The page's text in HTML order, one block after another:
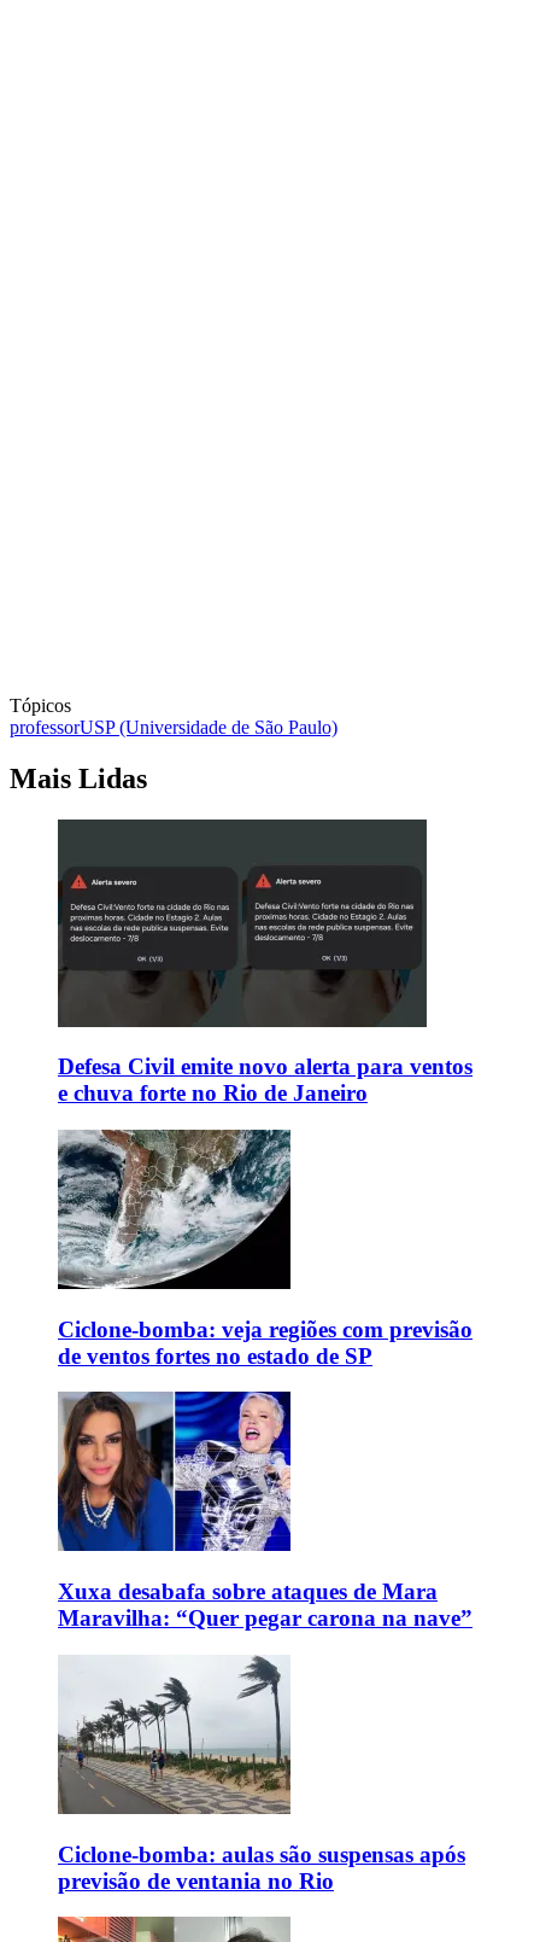
Tópicos
professorUSP (Universidade de São Paulo)
Mais Lidas
Defesa Civil emite novo alerta para ventos
e chuva forte no Rio de Janeiro
Ciclone-bomba: veja regiões com previsão
de ventos fortes no estado de SP
Xuxa desabafa sobre ataques de Mara
Maravilha: “Quer pegar carona na nave”
Ciclone-bomba: aulas são suspensas após
previsão de ventania no Rio